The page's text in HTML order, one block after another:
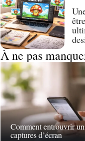
À ne pas
Comment entrouvrir
captures d’écran